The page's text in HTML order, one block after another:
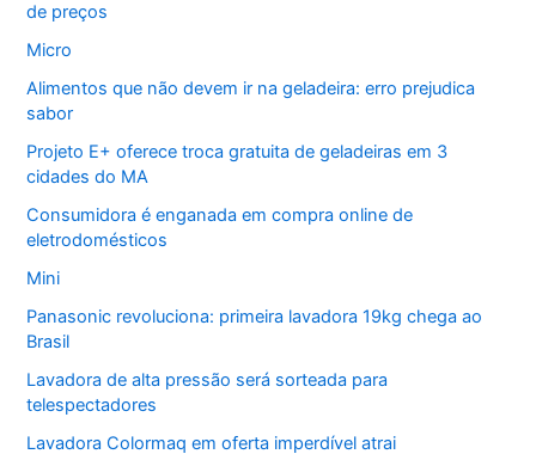
de preços
Micro
Alimentos que não devem ir na geladeira: erro prejudica
sabor
Projeto E+ oferece troca gratuita de geladeiras em 3
cidades do MA
Consumidora é enganada em compra online de
eletrodomésticos
Mini
Panasonic revoluciona: primeira lavadora 19kg chega ao
Brasil
Lavadora de alta pressão será sorteada para
telespectadores
Lavadora Colormaq em oferta imperdível atrai